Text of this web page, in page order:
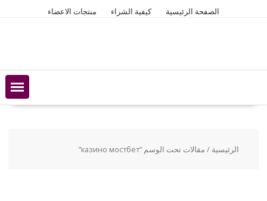
الصفحة الرئيسية كيفية الشراء منتجات الاعضاء
الرئيسية / مقالات تحت الوسم “казино мостбет”